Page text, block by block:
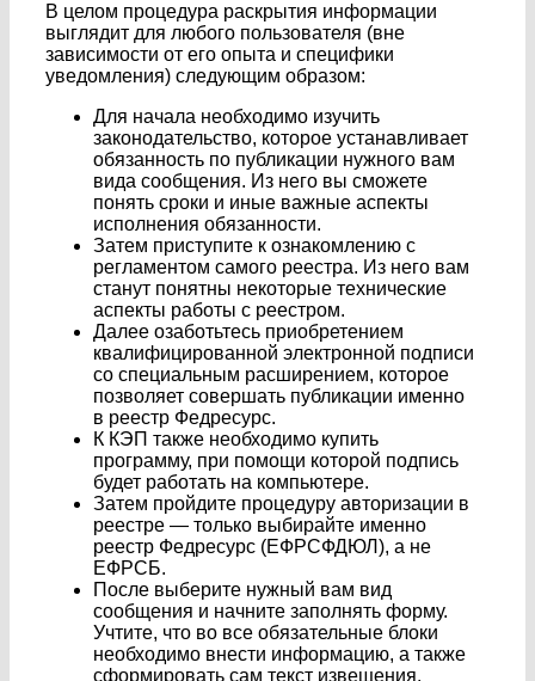
В целом процедура раскрытия информации
выглядит для любого пользователя (вне
зависимости от его опыта и специфики
уведомления) следующим образом:
Для начала необходимо изучить
законодательство, которое устанавливает
обязанность по публикации нужного вам
вида сообщения. Из него вы сможете
понять сроки и иные важные аспекты
исполнения обязанности.
Затем приступите к ознакомлению с
регламентом самого реестра. Из него вам
станут понятны некоторые технические
аспекты работы с реестром.
Далее озаботьтесь приобретением
квалифицированной электронной подписи
со специальным расширением, которое
позволяет совершать публикации именно
в реестр Федресурс.
К КЭП также необходимо купить
программу, при помощи которой подпись
будет работать на компьютере.
Затем пройдите процедуру авторизации в
реестре — только выбирайте именно
реестр Федресурс (ЕФРСФДЮЛ), а не
ЕФРСБ.
После выберите нужный вам вид
сообщения и начните заполнять форму.
Учтите, что во все обязательные блоки
необходимо внести информацию, а также
сформировать сам текст извещения.